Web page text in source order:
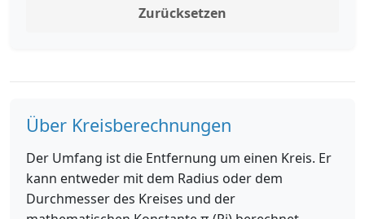
Zurücksetzen
Über Kreisberechnungen
Der Umfang ist die Entfernung um einen Kreis. Er
kann entweder mit dem Radius oder dem
Durchmesser des Kreises und der